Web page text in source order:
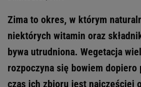
Zima to okres, w którym
niektórych witamin oraz
bywa utrudniona. Wegetacja
rozpoczyna się bowiem dopiero
czas ich zbioru jest najczęściej